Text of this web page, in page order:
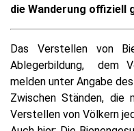
die Wanderung offiziell
Das Verstellen von
Ablegerbildung, dem
melden unter Angabe
Zwischen Ständen,
Verstellen von Völkern